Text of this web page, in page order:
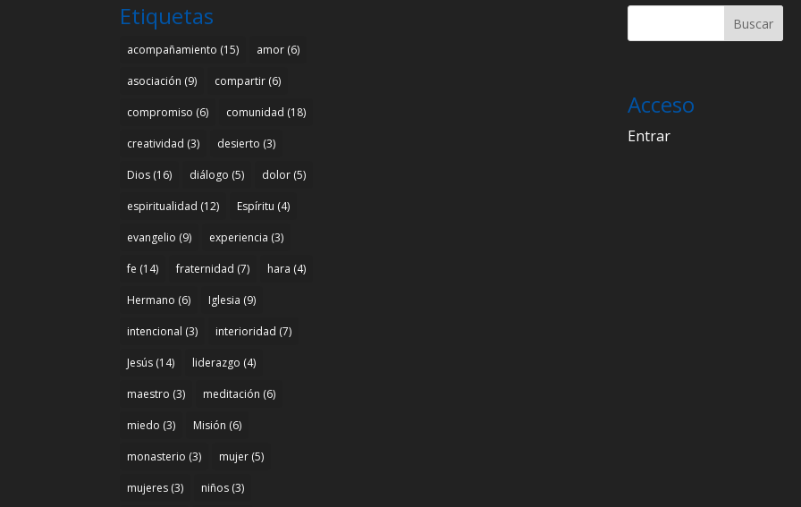
Etiquetas
acompañamiento (15) amor (6)
asociación (9) compartir (6)
compromiso (6) comunidad (18)
creatividad (3) desierto (3)
Dios (16) diálogo (5) dolor (5)
espiritualidad (12) Espíritu (4)
evangelio (9) experiencia (3)
fe (14) fraternidad (7) hara (4)
Hermano (6) Iglesia (9)
intencional (3) interioridad (7)
Jesús (14) liderazgo (4)
maestro (3) meditación (6)
miedo (3) Misión (6)
monasterio (3) mujer (5)
mujeres (3) niños (3)
Acceso
Entrar